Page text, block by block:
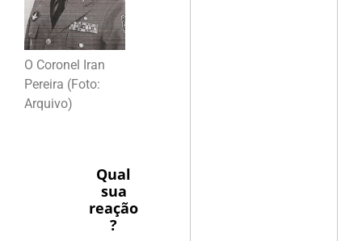
O Coronel Iran
Pereira (Foto:
Arquivo)
Qual
sua
reação
?